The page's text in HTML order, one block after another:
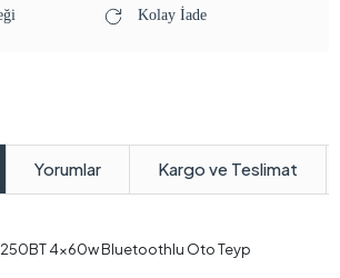
Kolay İade
Yorumlar Kargo ve Teslimat
4x60w Bluetoothlu Oto Teyp